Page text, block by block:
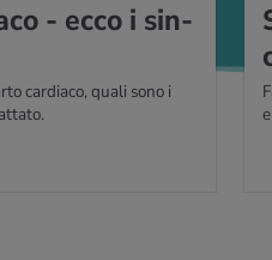
- ecco i sin­
cardiaco, quali sono i